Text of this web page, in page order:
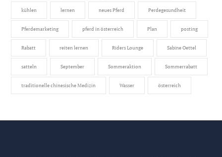
kühlen lernen neues Pferd Perdegesundheit
Pferdemarketing pferd in österreich Plan posting
Rabatt reiten lernen Riders Lounge Sabine Oettel
satteln September Sommeraktion Sommerrabatt
traditionelle chinesische Medizin Wasser österreich